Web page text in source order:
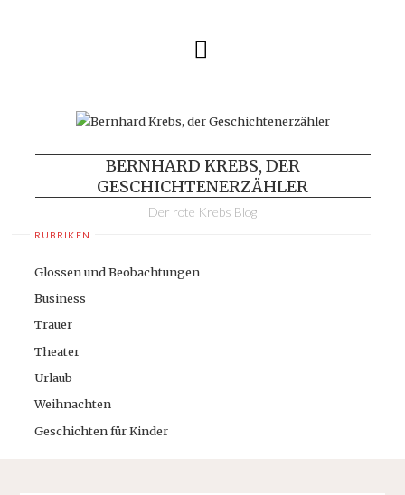
BERNHARD KREBS, DER
GESCHICHTENERZÄHLER
Der rote Krebs Blog
RUBRIKEN
Glossen und Beobachtungen
Business
Trauer
Theater
Urlaub
Weihnachten
Geschichten für Kinder